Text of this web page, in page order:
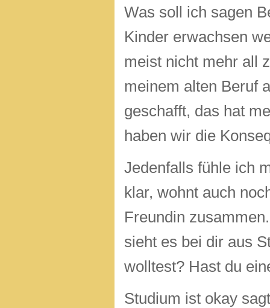
Was soll ich sagen
Kinder erwachsen
meist nicht mehr all
meinem alten Beruf
geschafft, das hat
haben wir die
Jedenfalls fühle ich
klar, wohnt auch
Freundin
sieht es bei dir aus
wolltest? Hast du
Studium ist okay